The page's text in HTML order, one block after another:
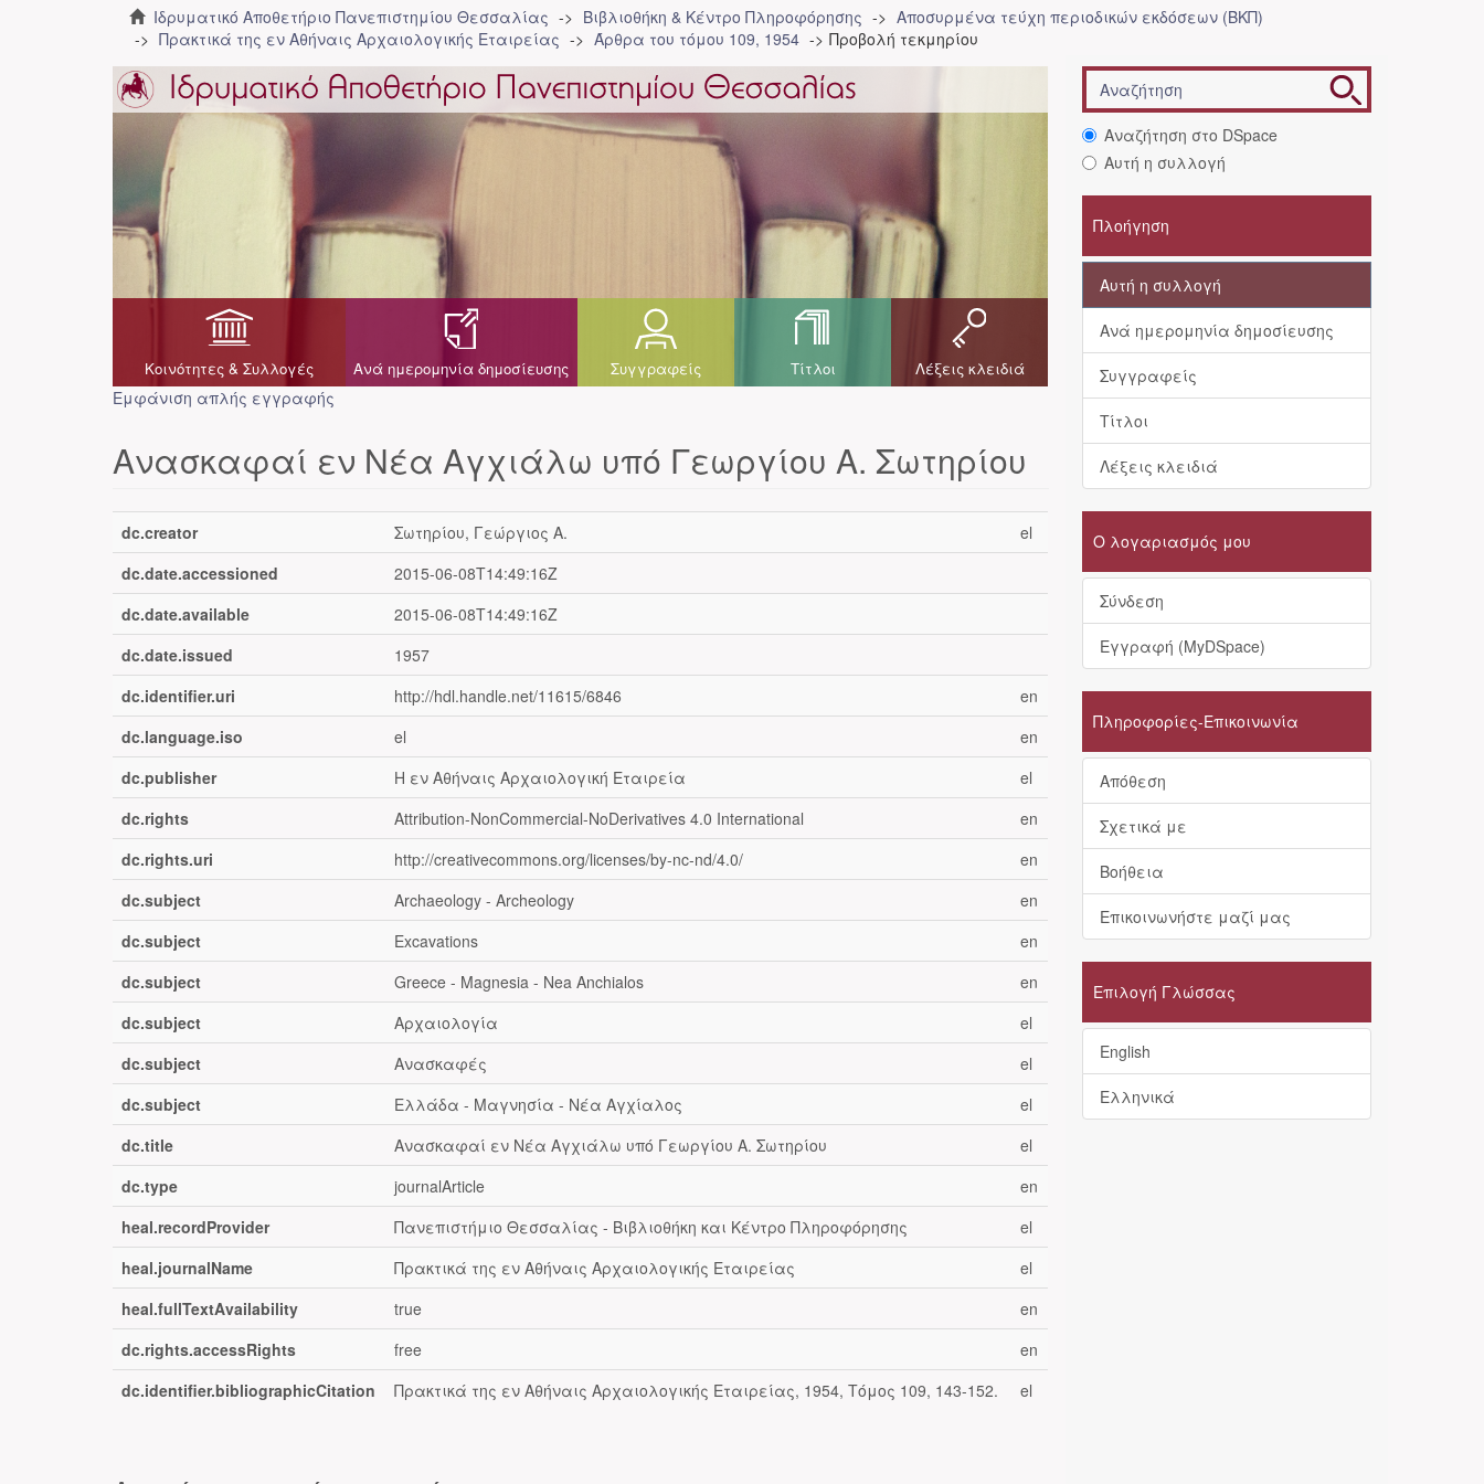
Ιδρυματικό Αποθετήριο Πανεπιστημίου Θεσσαλίας Βιβλιοθήκη & Κέντρο Πληροφόρησης
Αποσυρμένα τεύχη περιοδικών εκδόσεων (ΒΚΠ)
Πρακτικά της εν Αθήναις Αρχαιολογικής Εταιρείας
Άρθρα του τόμου 109, 1954 Προβολή τεκμηρίου
Κοινότητες & Συλλογές Ανά ημερομηνία δημοσίευσης Συγγραφείς Τίτλοι Λέξεις κλειδιά
Εμφάνιση απλής εγγραφής
Ανασκαφαί εν Νέα Αγχιάλω υπό Γεωργίου Α. Σωτηρίου
dc.creator Σωτηρίου, Γεώργιος Α.
el
dc.date.accessioned
2015-06-08T14:49:16Z
dc.date.available
2015-06-08T14:49:16Z
dc.date.issued
1957
dc.identifier.uri
http://hdl.handle.net/11615/6846
en
dc.language.iso
el
en
dc.publisher
Η εν Αθήναις Αρχαιολογική Εταιρεία
el
dc.rights
Attribution-NonCommercial-NoDerivatives 4.0 International
en
dc.rights.uri
http://creativecommons.org/licenses/by-nc-nd/4.0/
en
dc.subject
Archaeology - Archeology
en
dc.subject
Excavations
en
dc.subject
Greece - Magnesia - Nea Anchialos
en
dc.subject
Αρχαιολογία
el
dc.subject
Ανασκαφές
el
dc.subject
Ελλάδα - Μαγνησία - Νέα Αγχίαλος
el
dc.title
Ανασκαφαί εν Νέα Αγχιάλω υπό Γεωργίου Α. Σωτηρίου
el
dc.type
journalArticle
en
heal.recordProvider
Πανεπιστήμιο Θεσσαλίας - Βιβλιοθήκη και Κέντρο Πληροφόρησης
el
heal.journalName
Πρακτικά της εν Αθήναις Αρχαιολογικής Εταιρείας
el
heal.fullTextAvailability
true
en
dc.rights.accessRights
free
en
dc.identifier.bibliographicCitation
Πρακτικά της εν Αθήναις Αρχαιολογικής Εταιρείας, 1954, Τόμος 109, 143-152. el
Αναζήτηση στο DSpace
Αυτή η συλλογή
Πλοήγηση
Αυτή η συλλογή
Ανά ημερομηνία δημοσίευσης
Συγγραφείς
Τίτλοι
Λέξεις κλειδιά
Ο λογαριασμός μου
Σύνδεση
Εγγραφή (MyDSpace)
Πληροφορίες-Επικοινωνία
Απόθεση
Σχετικά με
Βοήθεια
Επικοινωνήστε μαζί μας
Επιλογή Γλώσσας
English
Ελληνικά